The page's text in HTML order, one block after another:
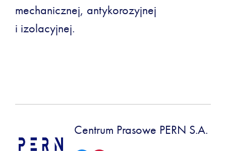
mechanicznej, antykorozyjnej
i izolacyjnej.
Centrum Prasowe PERN S.A.